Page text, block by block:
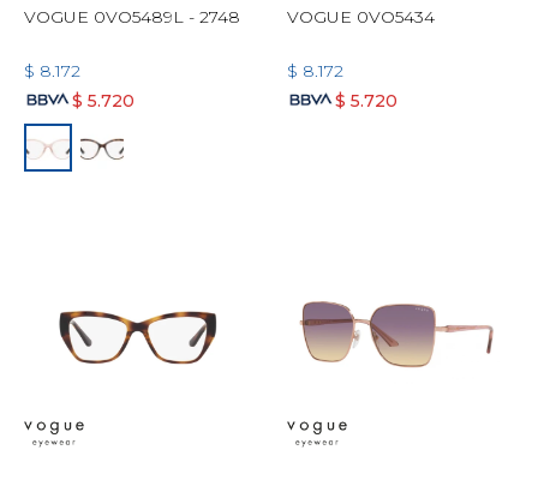
VOGUE 0VO5489L - 2748
$ 8.172
$ 5.720
VOGUE 0VO5434
$ 8.172
$ 5.720